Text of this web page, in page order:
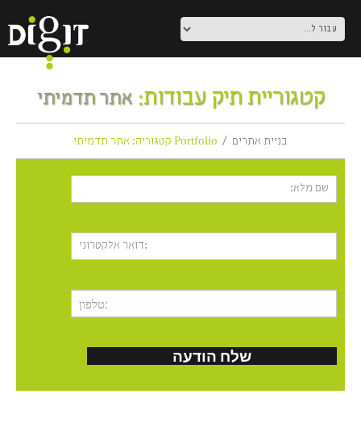
קטגוריית תיק עבודות:אתר תדמיתי
בניית אתרים Portfolio קטגוריה: אתר תדמיתי